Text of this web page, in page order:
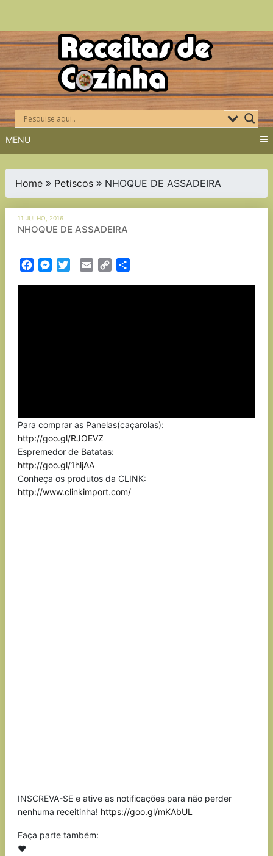
Skip
to
content
MENU
Home Petiscos NHOQUE DE ASSADEIRA
11 JULHO, 2016
NHOQUE DE ASSADEIRA
FacebookMessenger
TwitterEmail Copy
Para comprar as Panelas(caçarolas):
http://goo.gl/RJOEVZ
Espremedor de Batatas:
http://goo.gl/1hljAA
Conheça os produtos da CLINK:
http://www.clinkimport.com/
INSCREVA-SE e ative as notificações para não perder
nenhuma receitinha! https://goo.gl/mKAbUL
Faça parte também:
❤